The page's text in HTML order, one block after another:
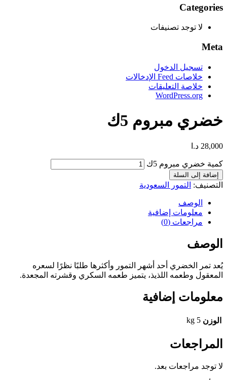
Categories
لا توجد تصنيفات
Meta
تسجيل الدخول
خلاصات Feed الإدخالات
خلاصة التعليقات
WordPress.org
خضري مبروم 5ك
28,000 د.ا
كمية خضري مبروم 5ك
إضافة إلى السلة
التصنيف: التمور السعودية
الوصف
معلومات إضافية
مراجعات (0)
الوصف
يُعد تمر الخضري أحد أشهر التمور وأكثرها طلبًا نظرًا لسعره
المعقول وطعمه اللذيذ، يتميز طعمه السكري وقشرته المجعدة.
معلومات إضافية
الوزن 5 kg
المراجعات
لا توجد مراجعات بعد.